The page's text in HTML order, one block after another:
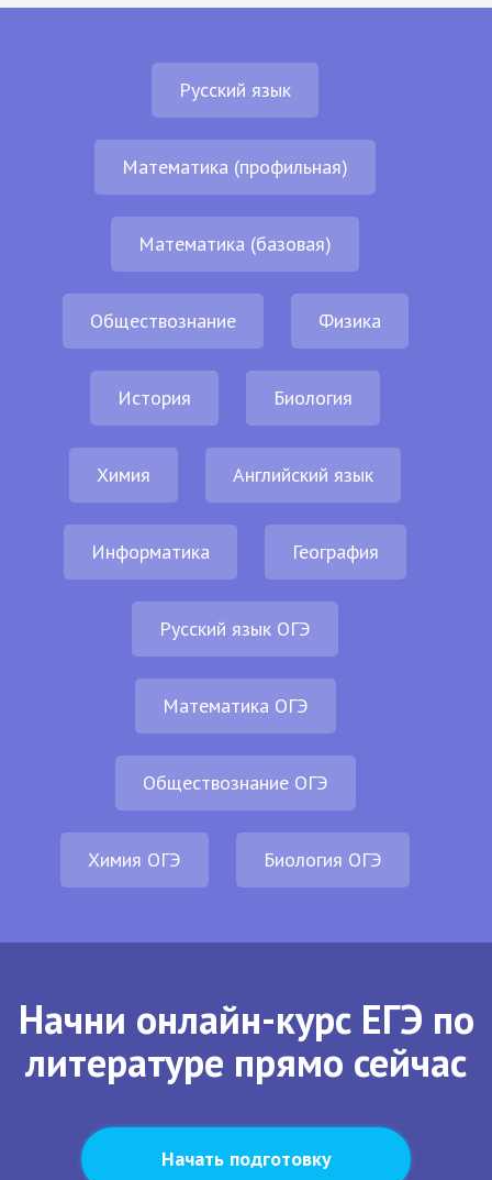
Русский язык
Математика (профильная)
Математика (базовая)
Обществознание Физика
История Биология
Химия Английский язык
Информатика География
Русский язык ОГЭ
Математика ОГЭ
Обществознание ОГЭ
Химия ОГЭ Биология ОГЭ
Начни онлайн-курс ЕГЭ по
литературе прямо сейчас
Начать подготовку